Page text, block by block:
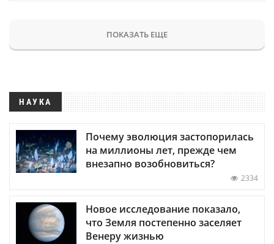
ПОКАЗАТЬ ЕЩЕ
НАУКА
Почему эволюция застопорилась
на миллионы лет, прежде чем
внезапно возобновиться?
2334
Новое исследование показало,
что Земля постепенно заселяет
Венеру жизнью